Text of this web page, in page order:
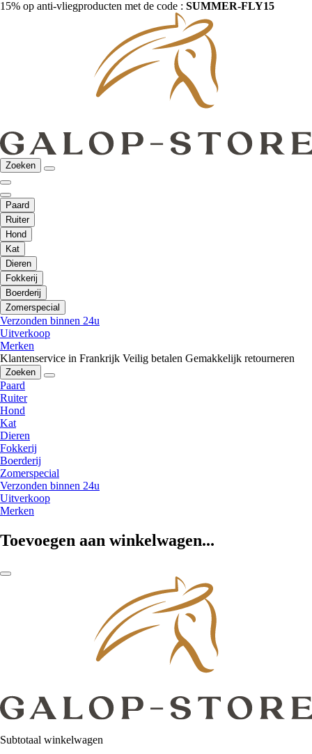
15% op anti-vliegproducten met de code : SUMMER-FLY15
Zoeken
Paard
Ruiter
Hond
Kat
Dieren
Fokkerij
Boerderij
Zomerspecial
Verzonden binnen 24u
Uitverkoop
Merken
Klantenservice in Frankrijk Veilig betalen Gemakkelijk retourneren
Zoeken
Paard
Ruiter
Hond
Kat
Dieren
Fokkerij
Boerderij
Zomerspecial
Verzonden binnen 24u
Uitverkoop
Merken
Toevoegen aan winkelwagen...
Subtotaal winkelwagen